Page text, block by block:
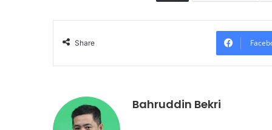
Share
Bahruddin Bekri